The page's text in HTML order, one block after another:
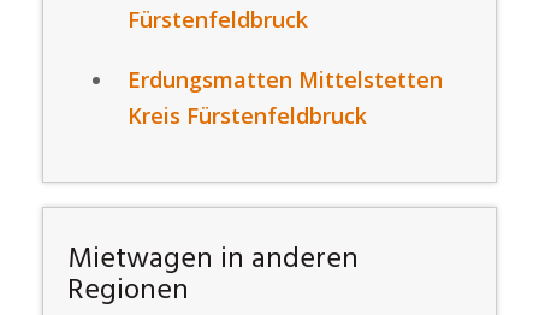
Fürstenfeldbruck
Erdungsmatten Mittelstetten
Kreis Fürstenfeldbruck
Mietwagen in anderen
Regionen